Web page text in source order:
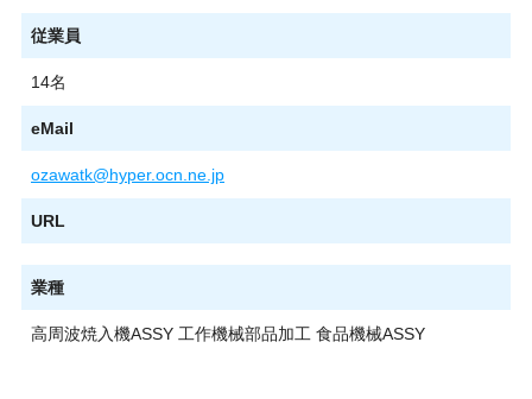
従業員
14名
eMail
ozawatk@hyper.ocn.ne.jp
URL
業種
高周波焼入機ASSY 工作機械部品加工 食品機械ASSY